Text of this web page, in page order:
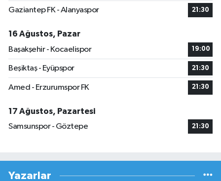
Gaziantep FK - Alanyaspor 21:30
16 Ağustos, Pazar
Başakşehir - Kocaelispor
19:00
Beşiktaş - Eyüpspor 21:30
Amed - Erzurumspor FK 21:30
17 Ağustos, Pazartesi
Samsunspor - Göztepe
21:30
Yazarlar